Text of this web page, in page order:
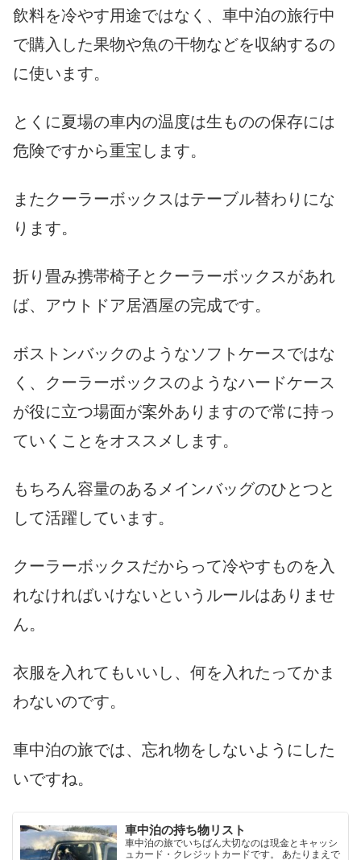
飲料を冷やす用途ではなく、車中泊の旅行中
で購入した果物や魚の干物などを収納するの
に使います。
とくに夏場の車内の温度は生ものの保存には
危険ですから重宝します。
またクーラーボックスはテーブル替わりにな
ります。
折り畳み携帯椅子とクーラーボックスがあれ
ば、アウトドア居酒屋の完成です。
ボストンバックのようなソフトケースではな
く、クーラーボックスのようなハードケース
が役に立つ場面が案外ありますので常に持っ
ていくことをオススメします。
もちろん容量のあるメインバッグのひとつと
して活躍しています。
クーラーボックスだからって冷やすものを入
れなければいけないというルールはありませ
ん。
衣服を入れてもいいし、何を入れたってかま
わないのです。
車中泊の旅では、忘れ物をしないようにした
いですね。
車中泊の持ち物リスト
車中泊の旅でいちばん大切なのは現金とキャッシ
ュカード・クレジットカードです。 あたりまえで